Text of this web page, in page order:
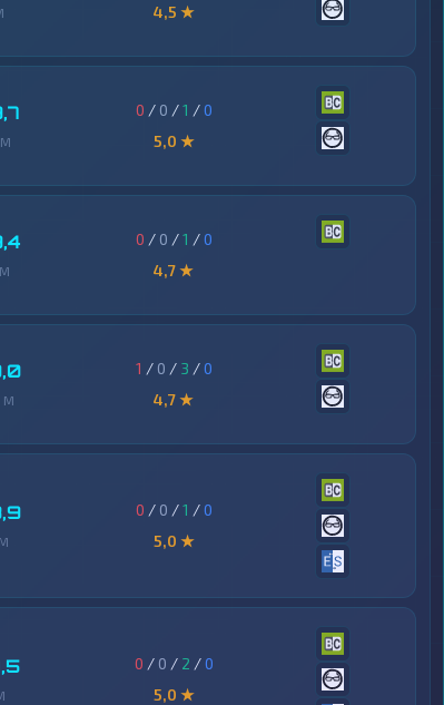
4,5 ★
0 / 0 /1 /0
5,0 ★
0 / 0 /1 /0
4,7 ★
M
1 / 0 / 3 /0
4,7 ★
0 / 0 /1 /0
5,0 ★
0 / 0 / 2 /0
5,0 ★